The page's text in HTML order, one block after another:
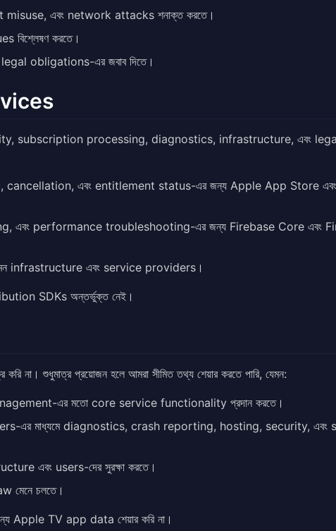
এবং network attacks শনাক্ত করতে।
করতে।
obligations-এর জবাব দিতে।
subscription processing, diagnostics, infrastructure, এবং
এবং entitlement status-এর জন্য Apple App Store
এবং performance troubleshooting-এর জন্য Firebase Core এবং
এমন infrastructure এবং service providers।
SDKs অন্তর্ভুক্ত নেই।
শুধুমাত্র প্রয়োজন হলে আমরা সীমিত তথ্য শেয়ার করতে পারি, যেমন:
এর মতো core service functionality প্রদান করতে।
এর মাধ্যমে diagnostics, crash reporting, hosting, security,
এবং users-দের সুরক্ষা করতে।
মেনে চলতে।
TV app data শেয়ার করি না।